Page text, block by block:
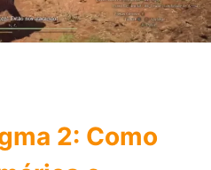
2: Como